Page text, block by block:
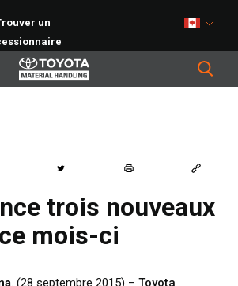
un
trois nouveaux
mois-ci
. (28 septembre 2015) – Toyota